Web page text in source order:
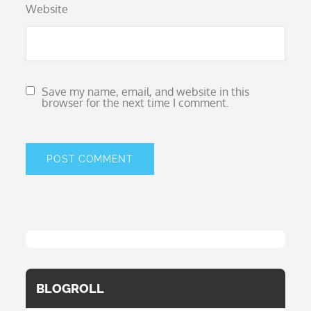
Website
Save my name, email, and website in this
browser for the next time I comment.
BLOGROLL